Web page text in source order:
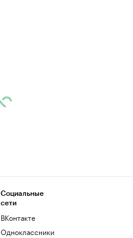
Социальные
сети
ВКонтакте
Одноклассники